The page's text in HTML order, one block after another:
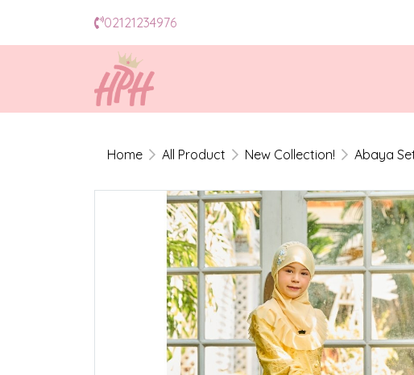
02121234976
Home All Product New Collection! Abaya